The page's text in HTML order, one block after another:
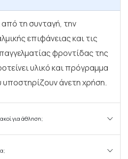
τη συνταγή, την
επιφάνειας και τις
φροντίδας της
υλικό και πρόγραμμα
άνετη χρήση.
για άθληση;